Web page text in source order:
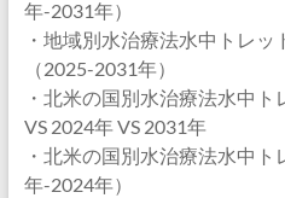
年-2031年）
・地域別水治療法水中トレ
（2025-2031年）
・北米の国別水治療法水中
VS 2024年 VS 2031年
・北米の国別水治療法水中
年-2024年）